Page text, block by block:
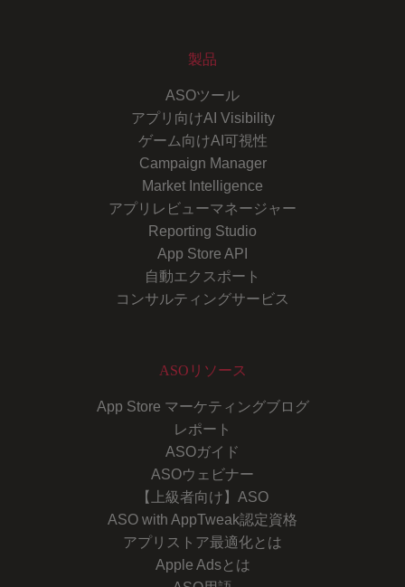
製品
ASOツール
アプリ向けAI Visibility
ゲーム向けAI可視性
Campaign Manager
Market Intelligence
アプリレビューマネージャー
Reporting Studio
App Store API
自動エクスポート
コンサルティングサービス
ASOリソース
App Store マーケティングブログ
レポート
ASOガイド
ASOウェビナー
【上級者向け】ASO
ASO with AppTweak認定資格
アプリストア最適化とは
Apple Adsとは